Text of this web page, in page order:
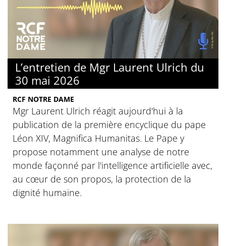
L’entretien de Mgr Laurent Ulrich du
30 mai 2026
RCF NOTRE DAME
Mgr Laurent Ulrich réagit aujourd'hui à la
publication de la première encyclique du pape
Léon XIV, Magnifica Humanitas. Le Pape y
propose notamment une analyse de notre
monde façonné par l'intelligence artificielle avec,
au cœur de son propos, la protection de la
dignité humaine.